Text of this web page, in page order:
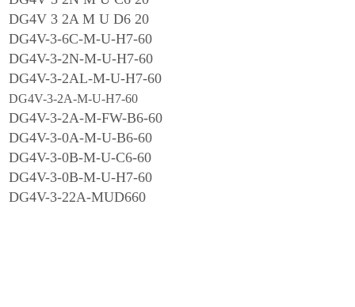
DG4V 3 2A M U D6 20
DG4V-3-6C-M-U-H7-60
DG4V-3-2N-M-U-H7-60
DG4V-3-2AL-M-U-H7-60
DG4V-3-2A-M-U-H7-60
DG4V-3-2A-M-FW-B6-60
DG4V-3-0A-M-U-B6-60
DG4V-3-0B-M-U-C6-60
DG4V-3-0B-M-U-H7-60
DG4V-3-22A-MUD660